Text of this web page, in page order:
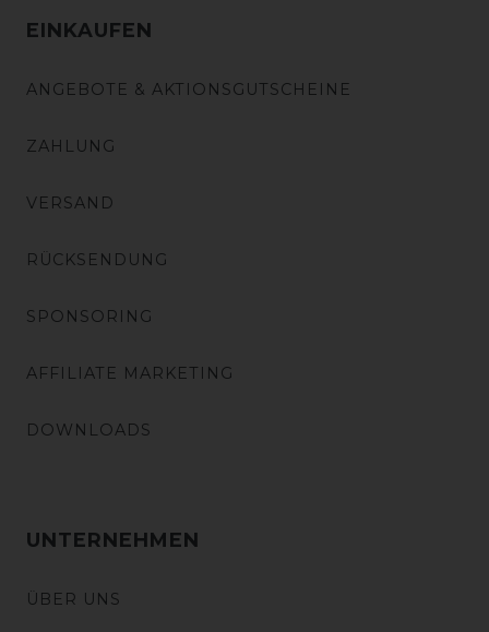
EINKAUFEN
ANGEBOTE & AKTIONSGUTSCHEINE
ZAHLUNG
VERSAND
RÜCKSENDUNG
SPONSORING
AFFILIATE MARKETING
DOWNLOADS
UNTERNEHMEN
ÜBER UNS